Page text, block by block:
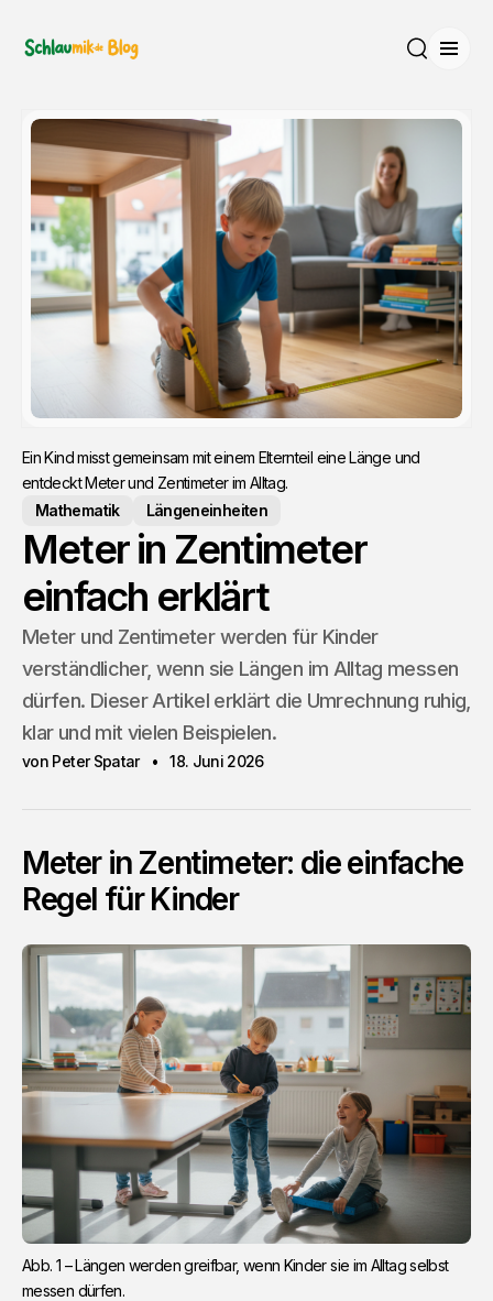
Ein Kind misst gemeinsam mit einem Elternteil eine Länge und
entdeckt Meter und Zentimeter im Alltag.
Mathematik
Längeneinheiten
Meter in Zentimeter
einfach erklärt
Meter und Zentimeter werden für Kinder
verständlicher, wenn sie Längen im Alltag messen
dürfen. Dieser Artikel erklärt die Umrechnung ruhig,
klar und mit vielen Beispielen.
von Peter Spatar 18. Juni 2026
Meter in Zentimeter: die einfache
Regel für Kinder
Abb. 1 – Längen werden greifbar, wenn Kinder sie im Alltag selbst
messen dürfen.